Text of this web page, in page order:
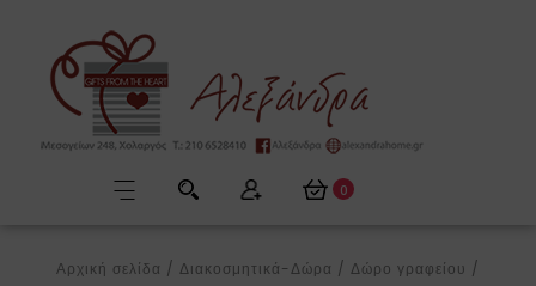
0
Αρχική σελίδα / Διακοσμητικά-Δώρα / Δώρο γραφείου /